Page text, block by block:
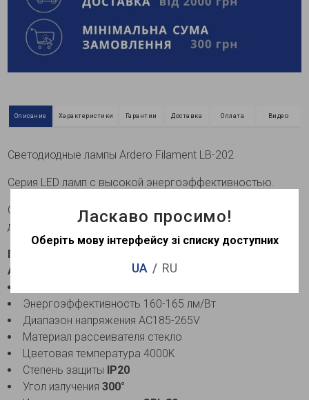
Описание Характеристики Гарантии Доставка Оплата Видео
Светодиодные лампы Ardero Filament LB-202
Серия LED ламп с высокой энергоэффективностью.
Световой поток лампы остается стабильным в
диапазоне напряжения 185-265 В
Преимущества и особенности светодиодной лампы
Ardero LB-202 5,4Вт E14 4000K матовая:
Энергоэффективность 160-165 лм/Вт
Диапазон напряжения AC185-265V
Материал рассеивателя стекло
Цветовая температура 4000K
Степень защиты IP20
Угол излучения300°
Ласкаво просимо!
Оберіть мову інтерфейсу зі списку доступних
UA RU